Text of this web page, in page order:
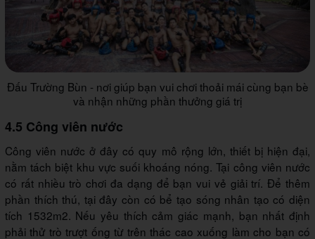
Đấu Trường Bùn - nơi giúp bạn vui chơi thoải mái cùng bạn bè
và nhận những phần thưởng giá trị
4.5 Công viên nước
Công viên nước ở đây có quy mô rộng lớn, thiết bị hiện đại,
nằm tách biệt khu vực suối khoáng nóng. Tại công viên nước
có rất nhiều trò chơi đa dạng để bạn vui vẻ giải trí. Để thêm
phần thích thú, tại đây còn có bể tạo sóng nhân tạo có diện
tích 1532m2. Nếu yêu thích cảm giác mạnh, bạn nhất định
phải thử trò trượt ống từ trên thác cao xuống làm cho bạn có